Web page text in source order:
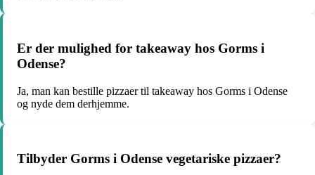
Er der mulighed for takeaway hos Gorms i
Odense?
Ja, man kan bestille pizzaer til takeaway hos Gorms i Odense
og nyde dem derhjemme.
Tilbyder Gorms i Odense vegetariske pizzaer?